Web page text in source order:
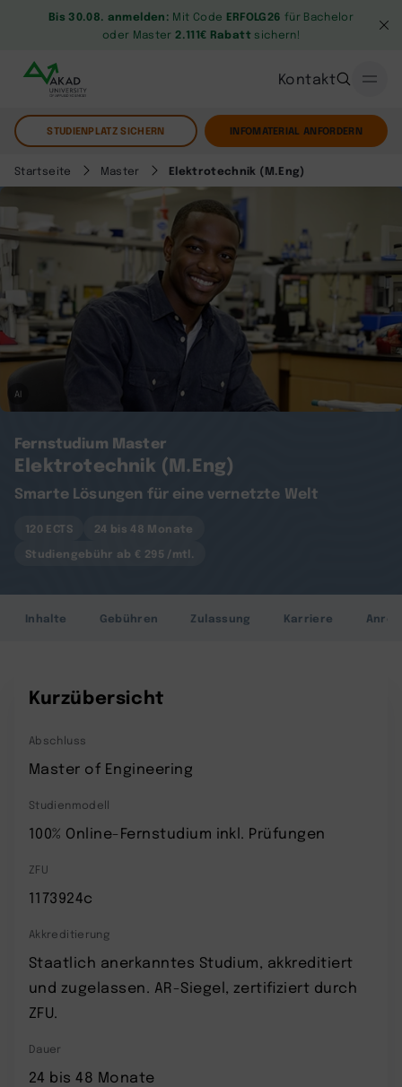
Bis 30.08. anmelden: Mit Code ERFOLG26 für Bachelor
oder Master2.111€ Rabattsichern!
Kontakt
STUDIENPLATZ SICHERN INFOMATERIAL ANFORDERN
Startseite Master Elektrotechnik (M.Eng)
AI
Fernstudium Master
Elektrotechnik (M.Eng)
Smarte Lösungen für eine vernetzte Welt
120 ECTS
24 bis 48 Monate
Studiengebühr ab € 295 /mtl.
Inhalte Gebühren Zulassung Karriere
Kurzübersicht
Abschluss
Master of Engineering
Studienmodell
100% Online-Fernstudium inkl. Prüfungen
ZFU
1173924c
Akkreditierung
Staatlich anerkanntes Studium, akkreditiert
und zugelassen. AR-Siegel, zertifiziert durch
ZFU.
Dauer
24 bis 48 Monate